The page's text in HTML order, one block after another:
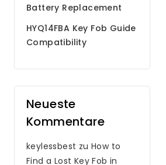
Battery Replacement
HYQ14FBA Key Fob Guide
Compatibility
Neueste
Kommentare
keylessbest zuHow to
Find a Lost Key Fob in